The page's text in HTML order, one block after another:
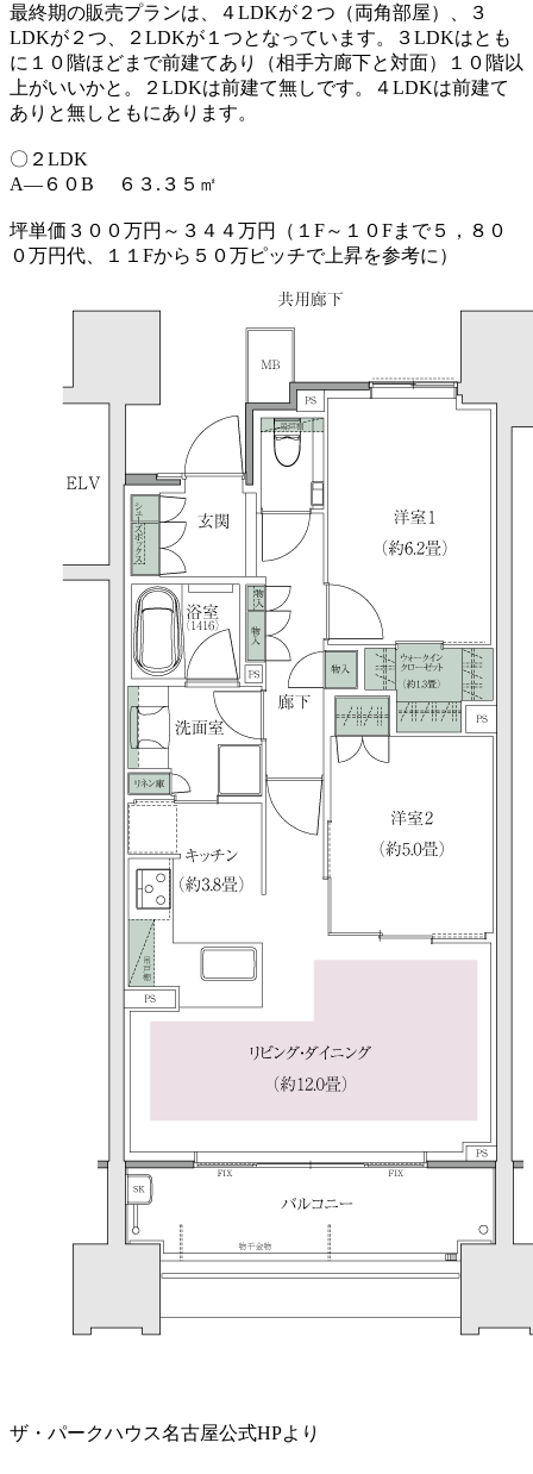
最終期の販売プランは、４LDKが２つ（両角部屋）、３
LDKが２つ、２LDKが１つとなっています。３LDKはとも
に１０階ほどまで前建てあり（相手方廊下と対面）１０階以
上がいいかと。２LDKは前建て無しです。４LDKは前建て
ありと無しともにあります。
〇２LDK
A―６０B ６３.３５㎡
坪単価３００万円～３４４万円（１F～１０Fまで５，８０
０万円代、１１Fから５０万ピッチで上昇を参考に）
ザ・パークハウス名古屋公式HPより